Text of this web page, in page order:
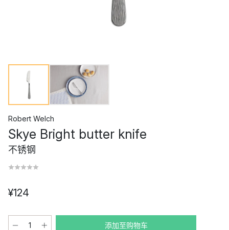
Robert Welch
Skye Bright butter knife
不锈钢
¥124
添加至购物车